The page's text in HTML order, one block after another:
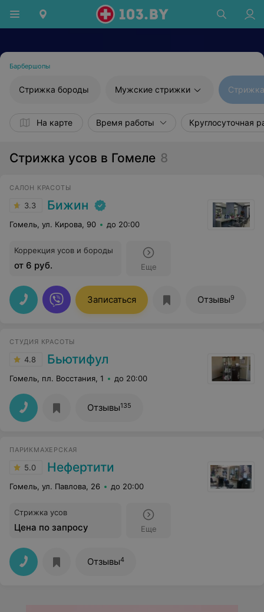
Барбершопы
Стрижка бороды Мужские стрижки
На карте Время работы Круглосуточная
Стрижка усов в Гомеле 8
САЛОН КРАСОТЫ
3.3 Бижин
Гомель, ул. Кирова, 90 до 20:00
Коррекция усов и бороды
от 6 руб. Еще
Записаться Отзывы9
СТУДИЯ КРАСОТЫ
4.8 Бьютифул
Гомель, пл. Восстания, 1 до 20:00
Отзывы135
ПАРИКМАХЕРСКАЯ
5.0 Нефертити
Гомель, ул. Павлова, 26 до 20:00
Стрижка усов
Цена по запросу Еще
Отзывы4